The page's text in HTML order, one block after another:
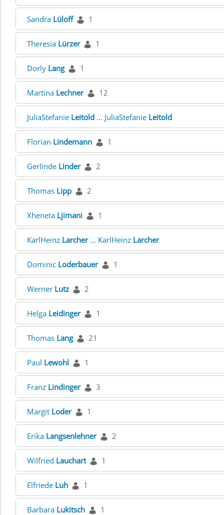
Sandra Lüloff 1
Theresia Lürzer 1
Dorly Lang 1
Martina Lechner 12
JuliaStefanie Leitold ... JuliaStefanie Leitold
Florian Lindemann 1
Gerlinde Linder 2
Thomas Lipp 2
Xheneta Ljimani 1
KarlHeinz Larcher... KarlHeinz Larcher
Dominic Loderbauer 1
Werner Lutz 2
Helga Leidinger 1
Thomas Lang 21
Paul Lewohl 1
Franz Lindinger 3
Margit Loder 1
Erika Langsenlehner 2
Wilfried Lauchart 1
Elfriede Luh 1
Barbara Lukitsch 1